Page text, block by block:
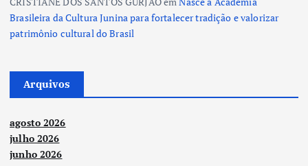
Brasileira da Cultura Junina para fortalecer tradição e valorizar
patrimônio cultural do Brasil
Arquivos
agosto 2026
julho 2026
junho 2026